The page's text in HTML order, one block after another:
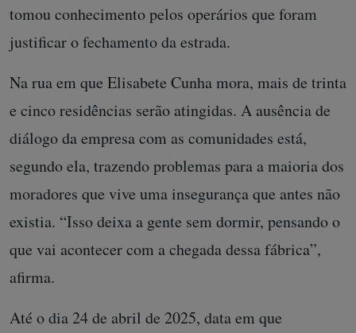
tomou conhecimento pelos operários que foram
justificar o fechamento da estrada.
Na rua em que Elisabete Cunha mora, mais de trinta
e cinco residências serão atingidas. A ausência de
diálogo da empresa com as comunidades está,
segundo ela, trazendo problemas para a maioria dos
moradores que vive uma insegurança que antes não
existia. “Isso deixa a gente sem dormir, pensando o
que vai acontecer com a chegada dessa fábrica”,
afirma.
Até o dia 24 de abril de 2025, data em que